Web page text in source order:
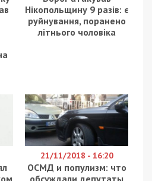
війська близько 40 разів
область
артилерією. Під ударами
Синельниківський і
а також обласний
8 червня повідомляє
передає49000.